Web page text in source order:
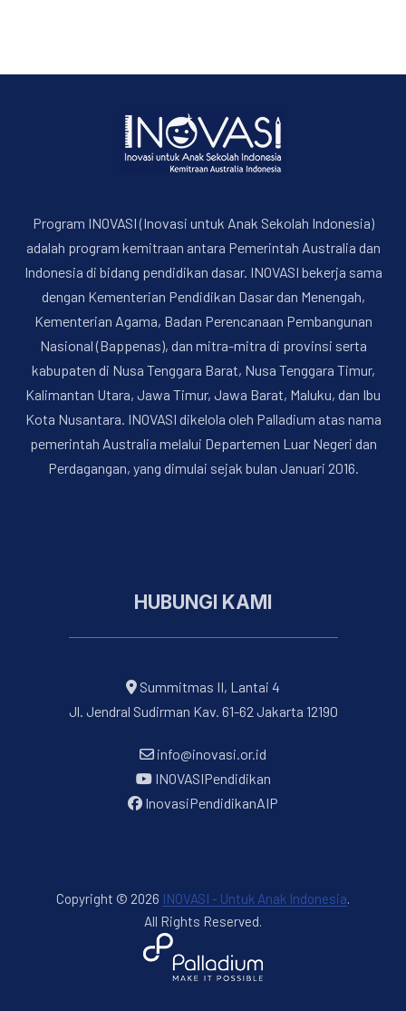
Program INOVASI (Inovasi untuk Anak Sekolah Indonesia)
adalah program kemitraan antara Pemerintah Australia dan
Indonesia di bidang pendidikan dasar. INOVASI bekerja sama
dengan Kementerian Pendidikan Dasar dan Menengah,
Kementerian Agama, Badan Perencanaan Pembangunan
Nasional (Bappenas), dan mitra-mitra di provinsi serta
kabupaten di Nusa Tenggara Barat, Nusa Tenggara Timur,
Kalimantan Utara, Jawa Timur, Jawa Barat, Maluku, dan Ibu
Kota Nusantara. INOVASI dikelola oleh Palladium atas nama
pemerintah Australia melalui Departemen Luar Negeri dan
Perdagangan, yang dimulai sejak bulan Januari 2016.
HUBUNGI KAMI
Summitmas II, Lantai 4
Jl. Jendral Sudirman Kav. 61-62 Jakarta 12190
info@inovasi.or.id
INOVASIPendidikan
InovasiPendidikanAIP
Copyright © 2026 INOVASI - Untuk Anak Indonesia.
All Rights Reserved.
FORQY